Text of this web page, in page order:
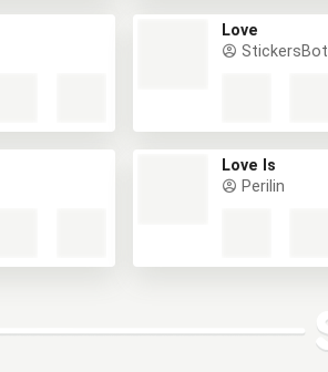
Love
StickersBot
Love Is
Perilin